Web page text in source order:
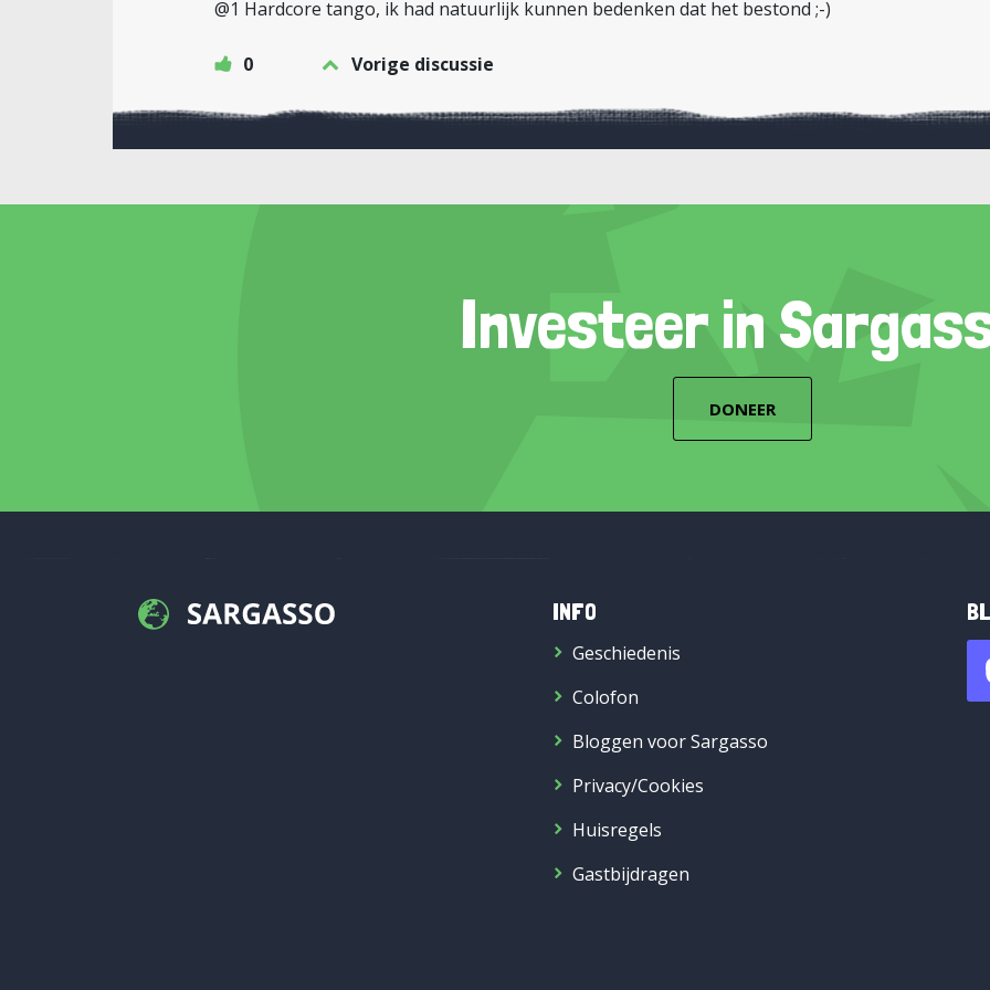
@1 Hardcore tango, ik had natuurlijk kunnen bedenken dat het bestond ;-)
0 Vorige discussie
Investeer in
DONEER
INFO
Geschiedenis
Colofon
Bloggen voor Sargasso
Privacy/Cookies
Huisregels
Gastbijdragen